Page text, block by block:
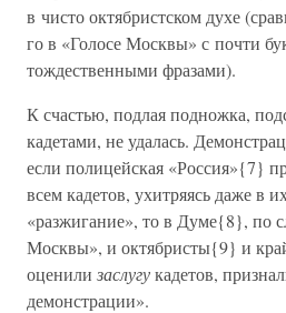
в чисто октябристском духе
го в «Голосе Москвы» с почти
тождественными фразами).
К счастью, подлая подножка,
кадетами, не удалась.
если полицейская «Россия»{7}
всем кадетов, ухитряясь даже в
«разжигание», то в Думе{8}, по
Москвы», и октябристы{9} и
оценили заслугукадетов,
демонстрации».